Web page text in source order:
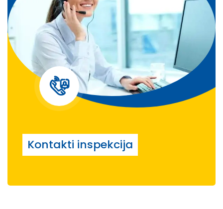
Kontakti inspekcija